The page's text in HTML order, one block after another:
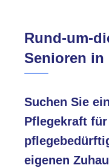
Rund-um-
Senioren in
Suchen Sie
Pflegekraft
eigenen